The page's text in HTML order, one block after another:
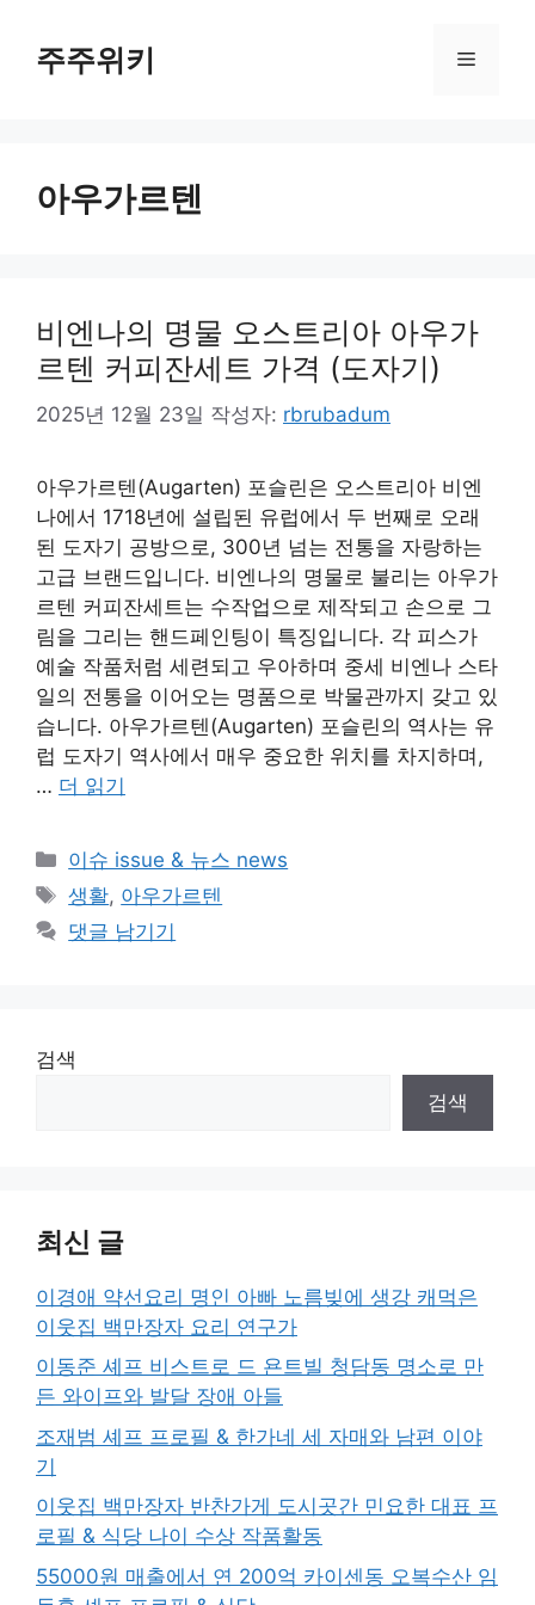
주주위키 메
아우가르텐
비엔나의 명물 오스트리아 아우가
르텐 커피잔세트 가격 (도자기)
2025년 12월 23일 작성자: rbrubadum
아우가르텐(Augarten) 포슬린은 오스트리아 비엔
나에서 1718년에 설립된 유럽에서 두 번째로 오래
된 도자기 공방으로, 300년 넘는 전통을 자랑하는
고급 브랜드입니다. 비엔나의 명물로 불리는 아우가
르텐 커피잔세트는 수작업으로 제작되고 손으로 그
림을 그리는 핸드페인팅이 특징입니다. 각 피스가
예술 작품처럼 세련되고 우아하며 중세 비엔나 스타
일의 전통을 이어오는 명품으로 박물관까지 갖고 있
습니다. 아우가르텐(Augarten) 포슬린의 역사는 유
럽 도자기 역사에서 매우 중요한 위치를 차지하며,
… 더 읽기
카
테
고
리
이슈 issue & 뉴스 news
태
그
생활, 아우가르텐
댓글 남기기
검색
검색
최신 글
이경애 약선요리 명인 아빠 노름빚에 생강 캐먹은
이웃집 백만장자 요리 연구가
이동준 셰프 비스트로 드 욘트빌 청담동 명소로 만
든 와이프와 발달 장애 아들
조재범 셰프 프로필 & 한가네 세 자매와 남편 이야
기
이웃집 백만장자 반찬가게 도시곳간 민요한 대표 프
로필 & 식당 나이 수상 작품활동
55000원 매출에서 연 200억 카이센동 오복수산 임